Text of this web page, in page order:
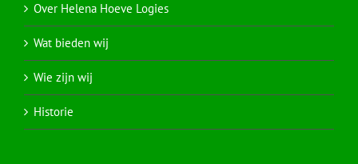
Over Helena Hoeve Logies
Wat bieden wij
Wie zijn wij
Historie